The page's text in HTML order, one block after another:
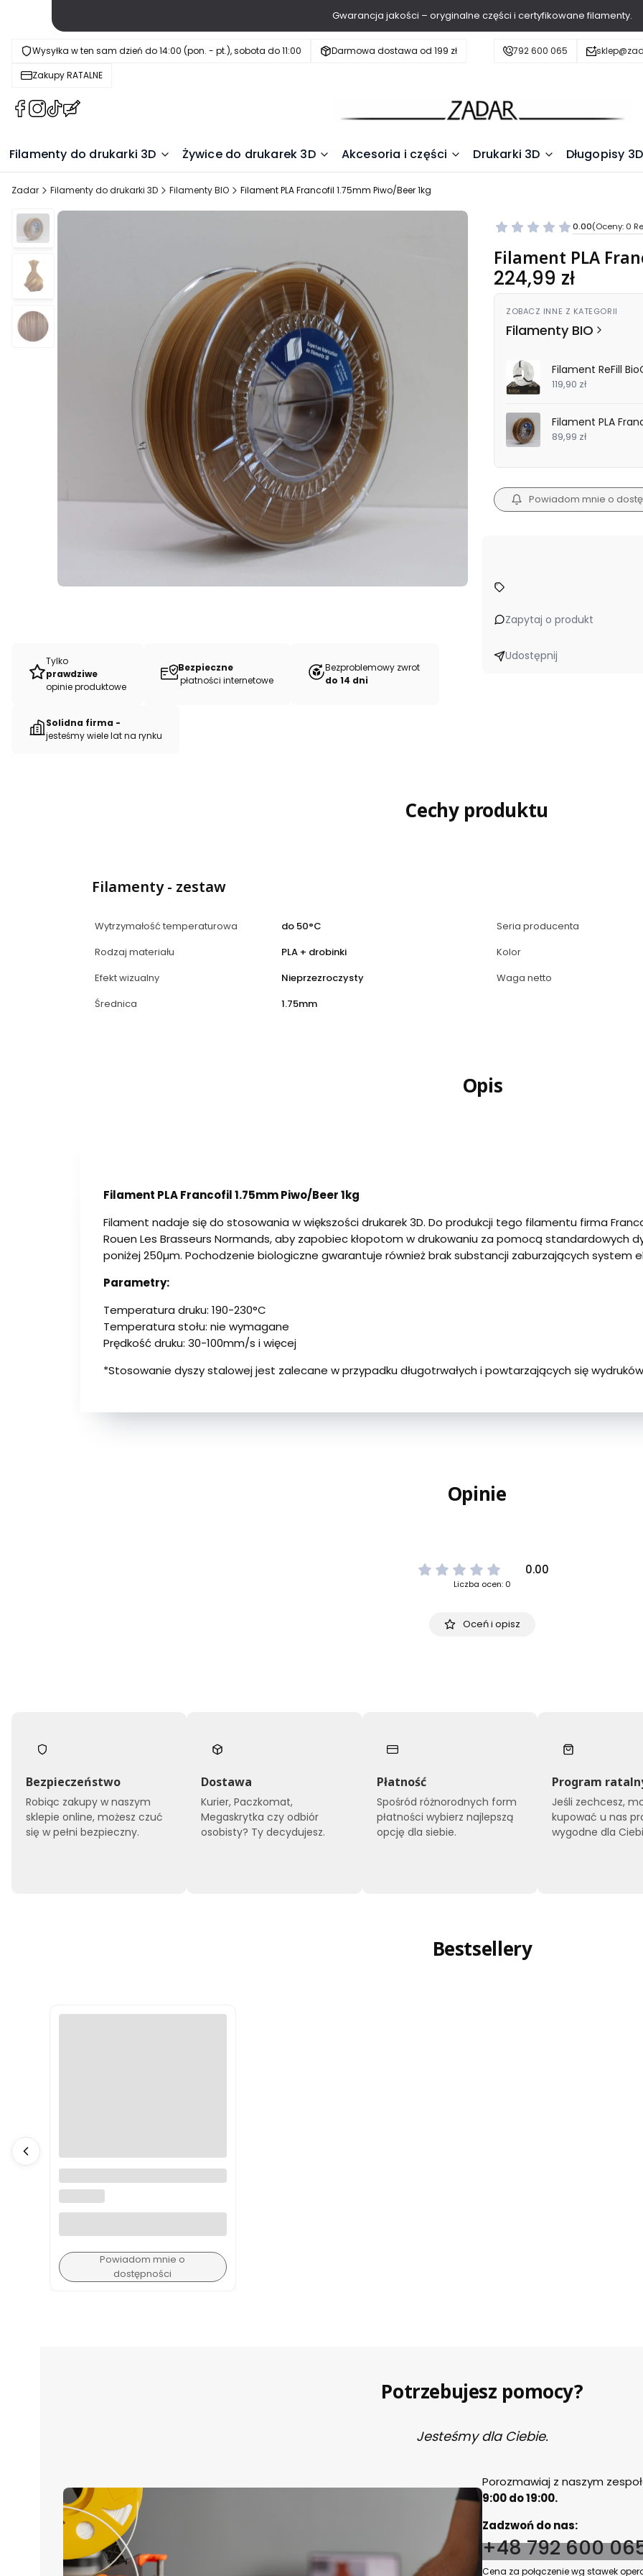
Gwarancja jakości – oryginalne części i certyfikowane filamenty.
Wysyłka w ten sam dzień do 14:00 (pon. - pt.), sobota do 11:00
Darmowa dostawa od 199 zł
Zakupy RATALNE
792 600 065
(Otwiera
nowej
karcie)
(Otwiera
nowej
karcie)
(Otwiera
nowej
karcie)
(Otwiera
nowej
karcie)
Filamenty do drukarki 3D Żywice do drukarek 3D Akcesoria i części Drukarki 3D Długopisy 3D
Zadar Filamenty do drukarki 3D Filamenty BIO Filament PLA Francofil 1.75mm Piwo/Beer 1kg
Tylko
prawdziwe
opinie produktowe
Bezpieczne
płatności internetowe
Bezproblemowy zwrot
do 14 dni
Solidna firma -
jesteśmy wiele lat na rynku
0.00(Oceny: 0
Filament PLA
Cena
224,99 zł
ZOBACZ INNE Z KATEGORII
Filamenty BIO
Filament ReFill
119,90 zł
Filament PLA
89,99 zł
Powiadom mnie o
Zapytaj o produkt
Udostępnij
Cechy produktu
Filamenty - zestaw
Wytrzymałość temperaturowa do 50°C
Seria producenta
Rodzaj materiału
PLA + drobinki
Kolor
Efekt wizualny
Nieprzezroczysty
Waga netto
Średnica
1.75mm
Opis
Filament PLA Francofil 1.75mm Piwo/Beer 1kg
Filament nadaje się do stosowania w większości drukarek 3D. Do produkcji tego filamentu firma
Rouen Les Brasseurs Normands, aby zapobiec kłopotom w drukowaniu za pomocą standardowych
poniżej 250µm. Pochodzenie biologiczne gwarantuje również brak substancji zaburzających system
Parametry:
Temperatura druku: 190-230°C
Temperatura stołu: nie wymagane
Prędkość druku: 30-100mm/s i więcej
*Stosowanie dyszy stalowej jest zalecane w przypadku długotrwałych i powtarzających się wydruków
Opinie
0.00
Liczba ocen: 0
Oceń i opisz
Bezpieczeństwo
Robiąc zakupy w naszym
sklepie online, możesz czuć
się w pełni bezpieczny.
Dostawa
Kurier, Paczkomat,
Megaskrytka czy odbiór
osobisty? Ty decydujesz.
Płatność
Spośród różnorodnych form
płatności wybierz najlepszą
opcję dla siebie.
Program
Jeśli zechcesz,
kupować u nas
wygodne dla
Bestsellery
A4988 sterownik silnika
krokowego
Powiadom mnie o
dostępności
Potrzebujesz pomocy?
Jesteśmy dla Ciebie.
Porozmawiaj z naszym
9:00 do 19:00.
Zadzwoń do nas:
+48 792 600
Cena za połączenie wg stawek